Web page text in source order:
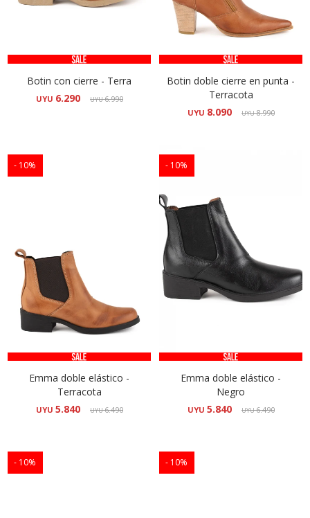
Botin con cierre - Terra
UYU 6.290 UYU6.990
Botin doble cierre en punta -
Terracota
UYU 8.090 UYU8.990
10
Emma doble elástico -
Terracota
UYU 5.840 UYU6.490
10
Emma doble elástico -
Negro
UYU 5.840 UYU6.490
10 10